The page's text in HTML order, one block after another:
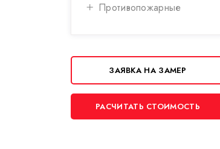
Противопожарные
ЗАЯВКА НА ЗАМЕР
РАСЧИТАТЬ СТОИМОСТЬ